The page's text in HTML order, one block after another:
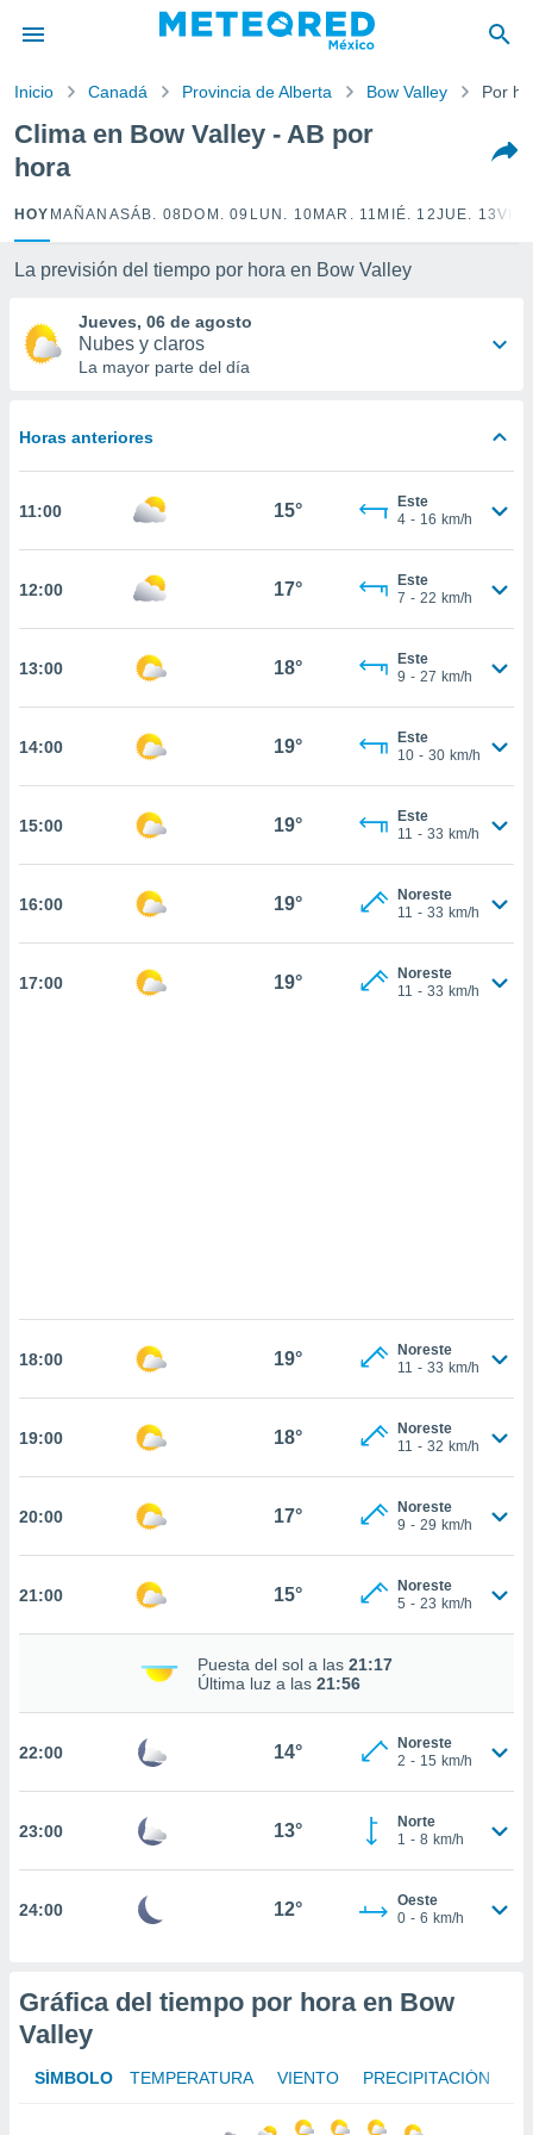
ha sido
para
que se
calidad.
a este
las
y
digital
seguir
la
todas
nuestros
análisis
así como
aceptar
sitio
se
Puedes
acceder a
abono
CONTINUAR
Inicio Canadá Provincia de Alberta Bow Valley Por
Clima en Bow Valley - AB por
hora
HOY MAÑANASÁB. 08 DOM. 09 LUN. 10 MAR. 11 MIÉ. 12JUE. 13VIE.
La previsión del tiempo por hora en Bow Valley
Jueves, 06 de agosto
Nubes y claros
La mayor parte del día
Horas anteriores
11:00 15°
Este
4 - 16 km/h
12:00 17°
Este
7 - 22 km/h
13:00 18°
Este
9 - 27 km/h
14:00 19°
Este
10 - 30 km/h
15:00 19°
Este
11 - 33 km/h
16:00 19°
Noreste
11 - 33 km/h
17:00 19°
Noreste
11 - 33 km/h
18:00 19°
Noreste
11 - 33 km/h
19:00 18°
Noreste
11 - 32 km/h
20:00 17°
Noreste
9 - 29 km/h
21:00 15°
Noreste
5 - 23 km/h
Puesta del sol a las 21:17
Última luz a las 21:56
22:00 14°
Noreste
2 - 15 km/h
23:00 13°
Norte
1 - 8 km/h
24:00 12°
Oeste
0 - 6 km/h
Gráfica del tiempo por hora en Bow
Valley
SÍMBOLO TEMPERATURA VIENTO PRECIPITACIÓN